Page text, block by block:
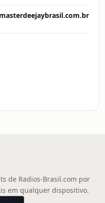
masterdeejaybrasil.com.br
de Radios-Brasil.com por
em qualquer dispositivo.